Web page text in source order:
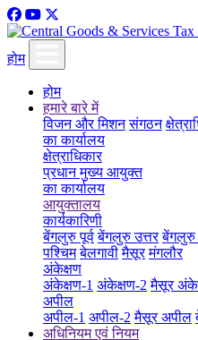
होम
होम
हमारे बारे में
विजन और मिशन संगठन
का कार्यालय
क्षेत्राधिकार
प्रधान मुख्य आयुक्त
का कार्यालय
आयुक्तालय
कार्यकारिणी
बेंगलुरु पूर्व बेंगलुरु उत्तर बेंगलुरु
पश्चिम बेलगावी मैसूर मंगलौर
अंकेक्षण
अंकेक्षण-1 अंकेक्षण-2 मैसूर
अपील
अपील-1 अपील-2 मैसूर अपील
अधिनियम एवं नियम